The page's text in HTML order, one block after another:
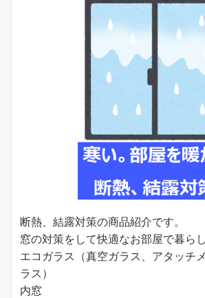
断熱、結露対策の商品紹介です。
窓の対策をして快適なお部屋で暮ら
エコガラス（真空ガラス、アタッチ
ラス）
内窓